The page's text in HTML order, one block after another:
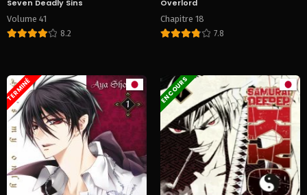
Seven Deadly Sins
Volume 41
8.2
Overlord
Chapitre 18
7.8
TERMINÉ EN COURS